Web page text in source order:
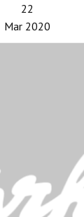
22
Mar 2020